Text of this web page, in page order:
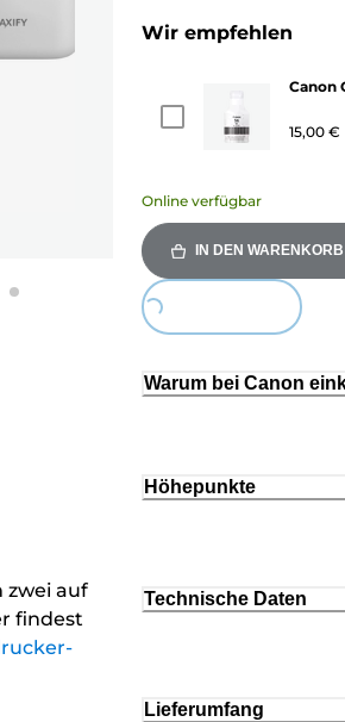
zwei auf
findest
Wir empfehlen
Canon
15,00 €
Online verfügbar
IN DEN
Loading...
Warum bei Canon
Höhepunkte
Technische Daten
Lieferumfang